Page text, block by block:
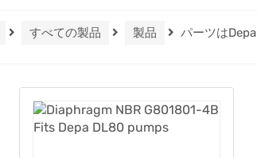
すべての製品 製品 パーツは